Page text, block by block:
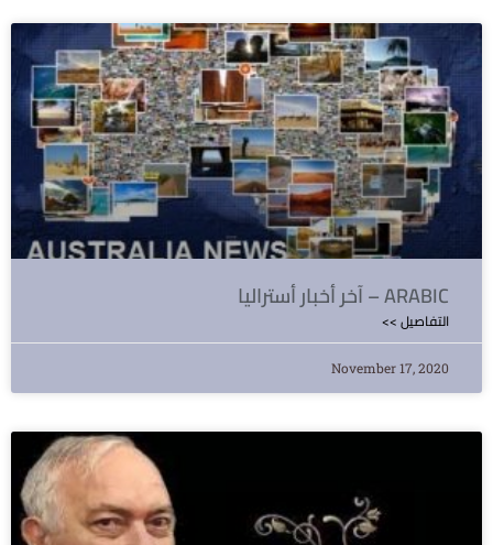
آخر أخبار أستراليا – ARABIC
<< التفاصيل
November 17, 2020